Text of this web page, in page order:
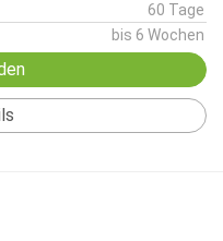
60 Tage
bis 6 Wochen